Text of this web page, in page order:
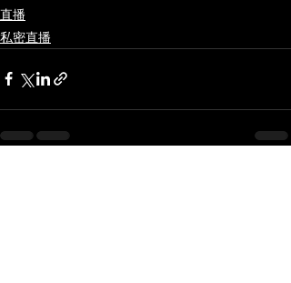
直播
私密直播